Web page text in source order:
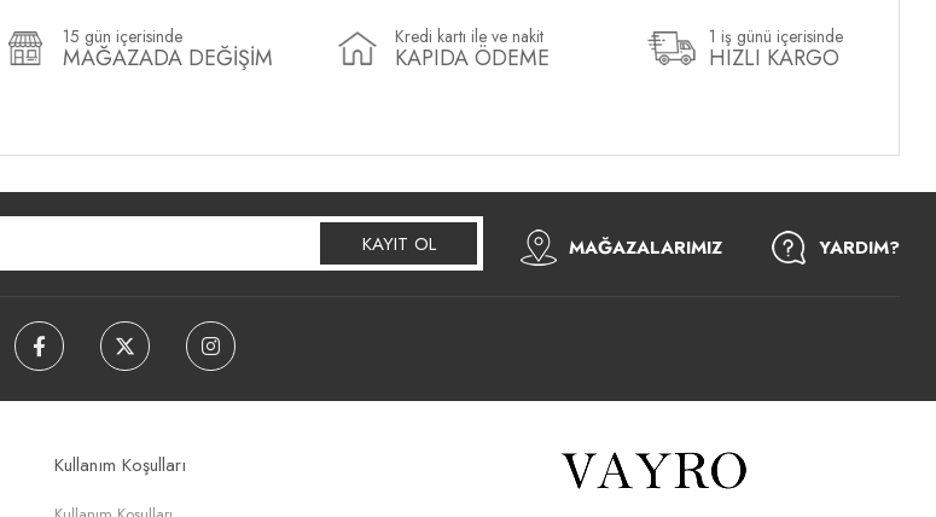
15 gün içerisinde
MAĞAZADA DEĞİŞİM
Kredi kartı ile ve nakit
KAPIDA ÖDEME
1 iş günü içerisinde
HIZLI KARGO
KAYIT OL MAĞAZALARIMIZ YARDIM?
Kullanım Koşulları